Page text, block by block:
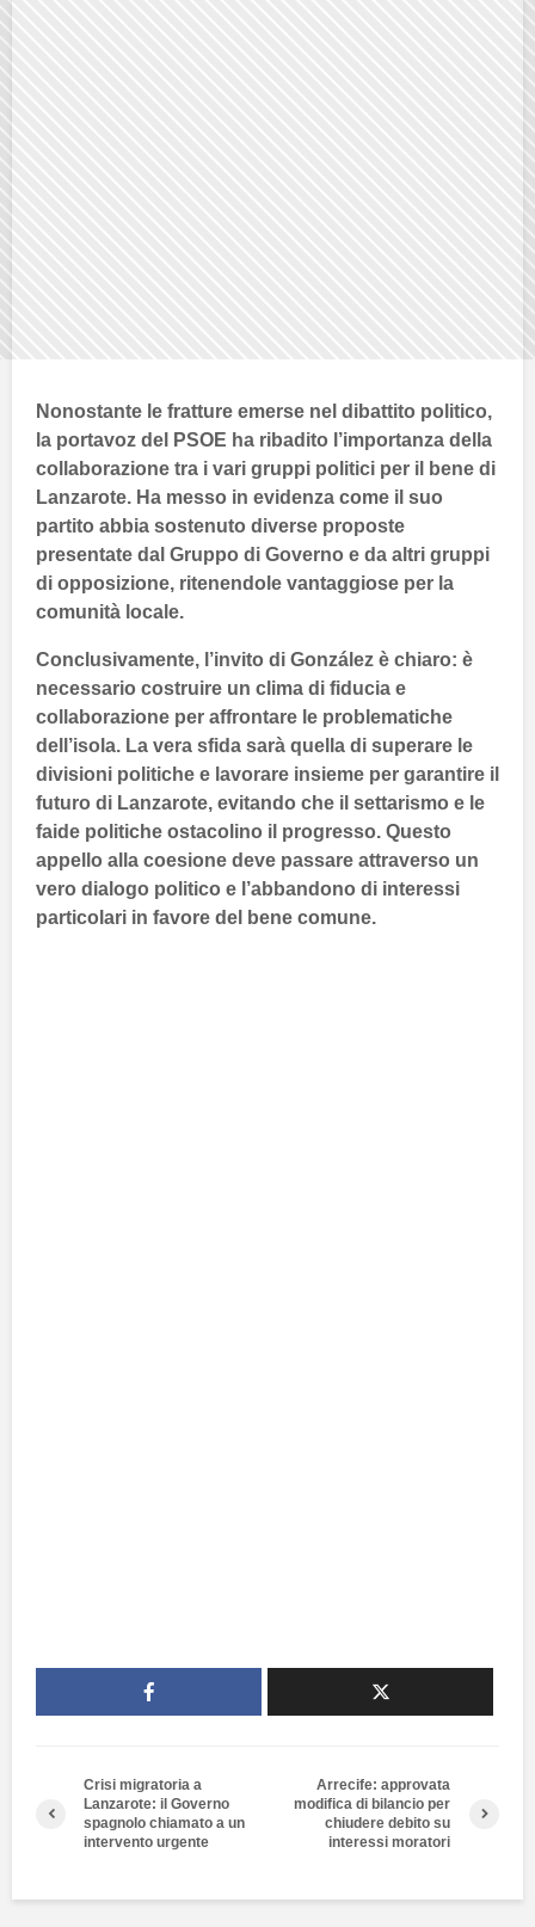
Nonostante le fratture emerse nel dibattito politico,
la portavoz del PSOE ha ribadito l’importanza della
collaborazione tra i vari gruppi politici per il bene di
Lanzarote. Ha messo in evidenza come il suo
partito abbia sostenuto diverse proposte
presentate dal Gruppo di Governo e da altri gruppi
di opposizione, ritenendole vantaggiose per la
comunità locale.
Conclusivamente, l’invito di González è chiaro: è
necessario costruire un clima di fiducia e
collaborazione per affrontare le problematiche
dell’isola. La vera sfida sarà quella di superare le
divisioni politiche e lavorare insieme per garantire il
futuro di Lanzarote, evitando che il settarismo e le
faide politiche ostacolino il progresso. Questo
appello alla coesione deve passare attraverso un
vero dialogo politico e l’abbandono di interessi
particolari in favore del bene comune.
Crisi migratoria a
Lanzarote: il Governo
spagnolo chiamato a un
intervento urgente
Arrecife: approvata
modifica di bilancio per
chiudere debito su
interessi moratori